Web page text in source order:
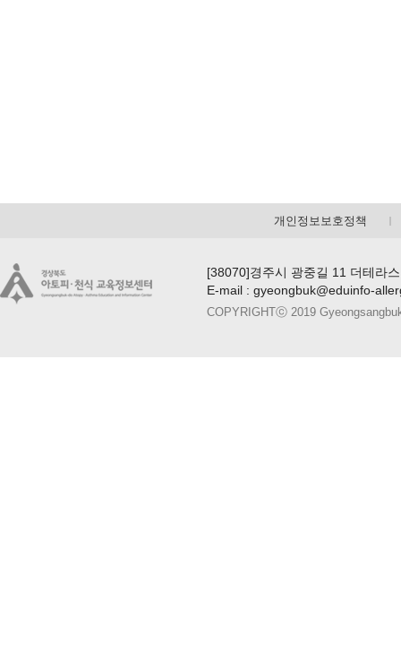
개인정보보호정책
[38070]경주시 광중길 11 더테라
E-mail : gyeongbuk@eduinfo-
COPYRIGHTⓒ 2019